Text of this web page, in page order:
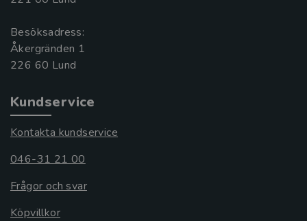
Besöksadress:
Åkergränden 1
Kundservice
Kontakta kundservice
046-31 21 00
Frågor och svar
Köpvillkor